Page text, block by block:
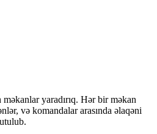
yaradırıq. Hər bir məkan
və komandalar arasında əlaqəni